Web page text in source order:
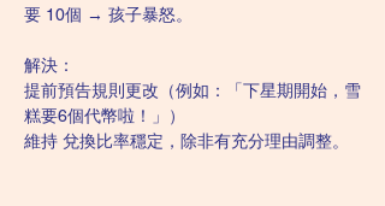
要 10個 → 孩子暴怒。
解決：
提前預告規則更改（例如：「下星期開始，雪
糕要6個代幣啦！」）
維持 兌換比率穩定，除非有充分理由調整。